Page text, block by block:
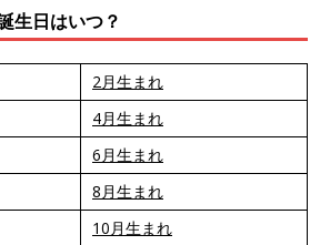
生日はいつ？
2月生まれ
4月生まれ
6月生まれ
8月生まれ
10月生まれ